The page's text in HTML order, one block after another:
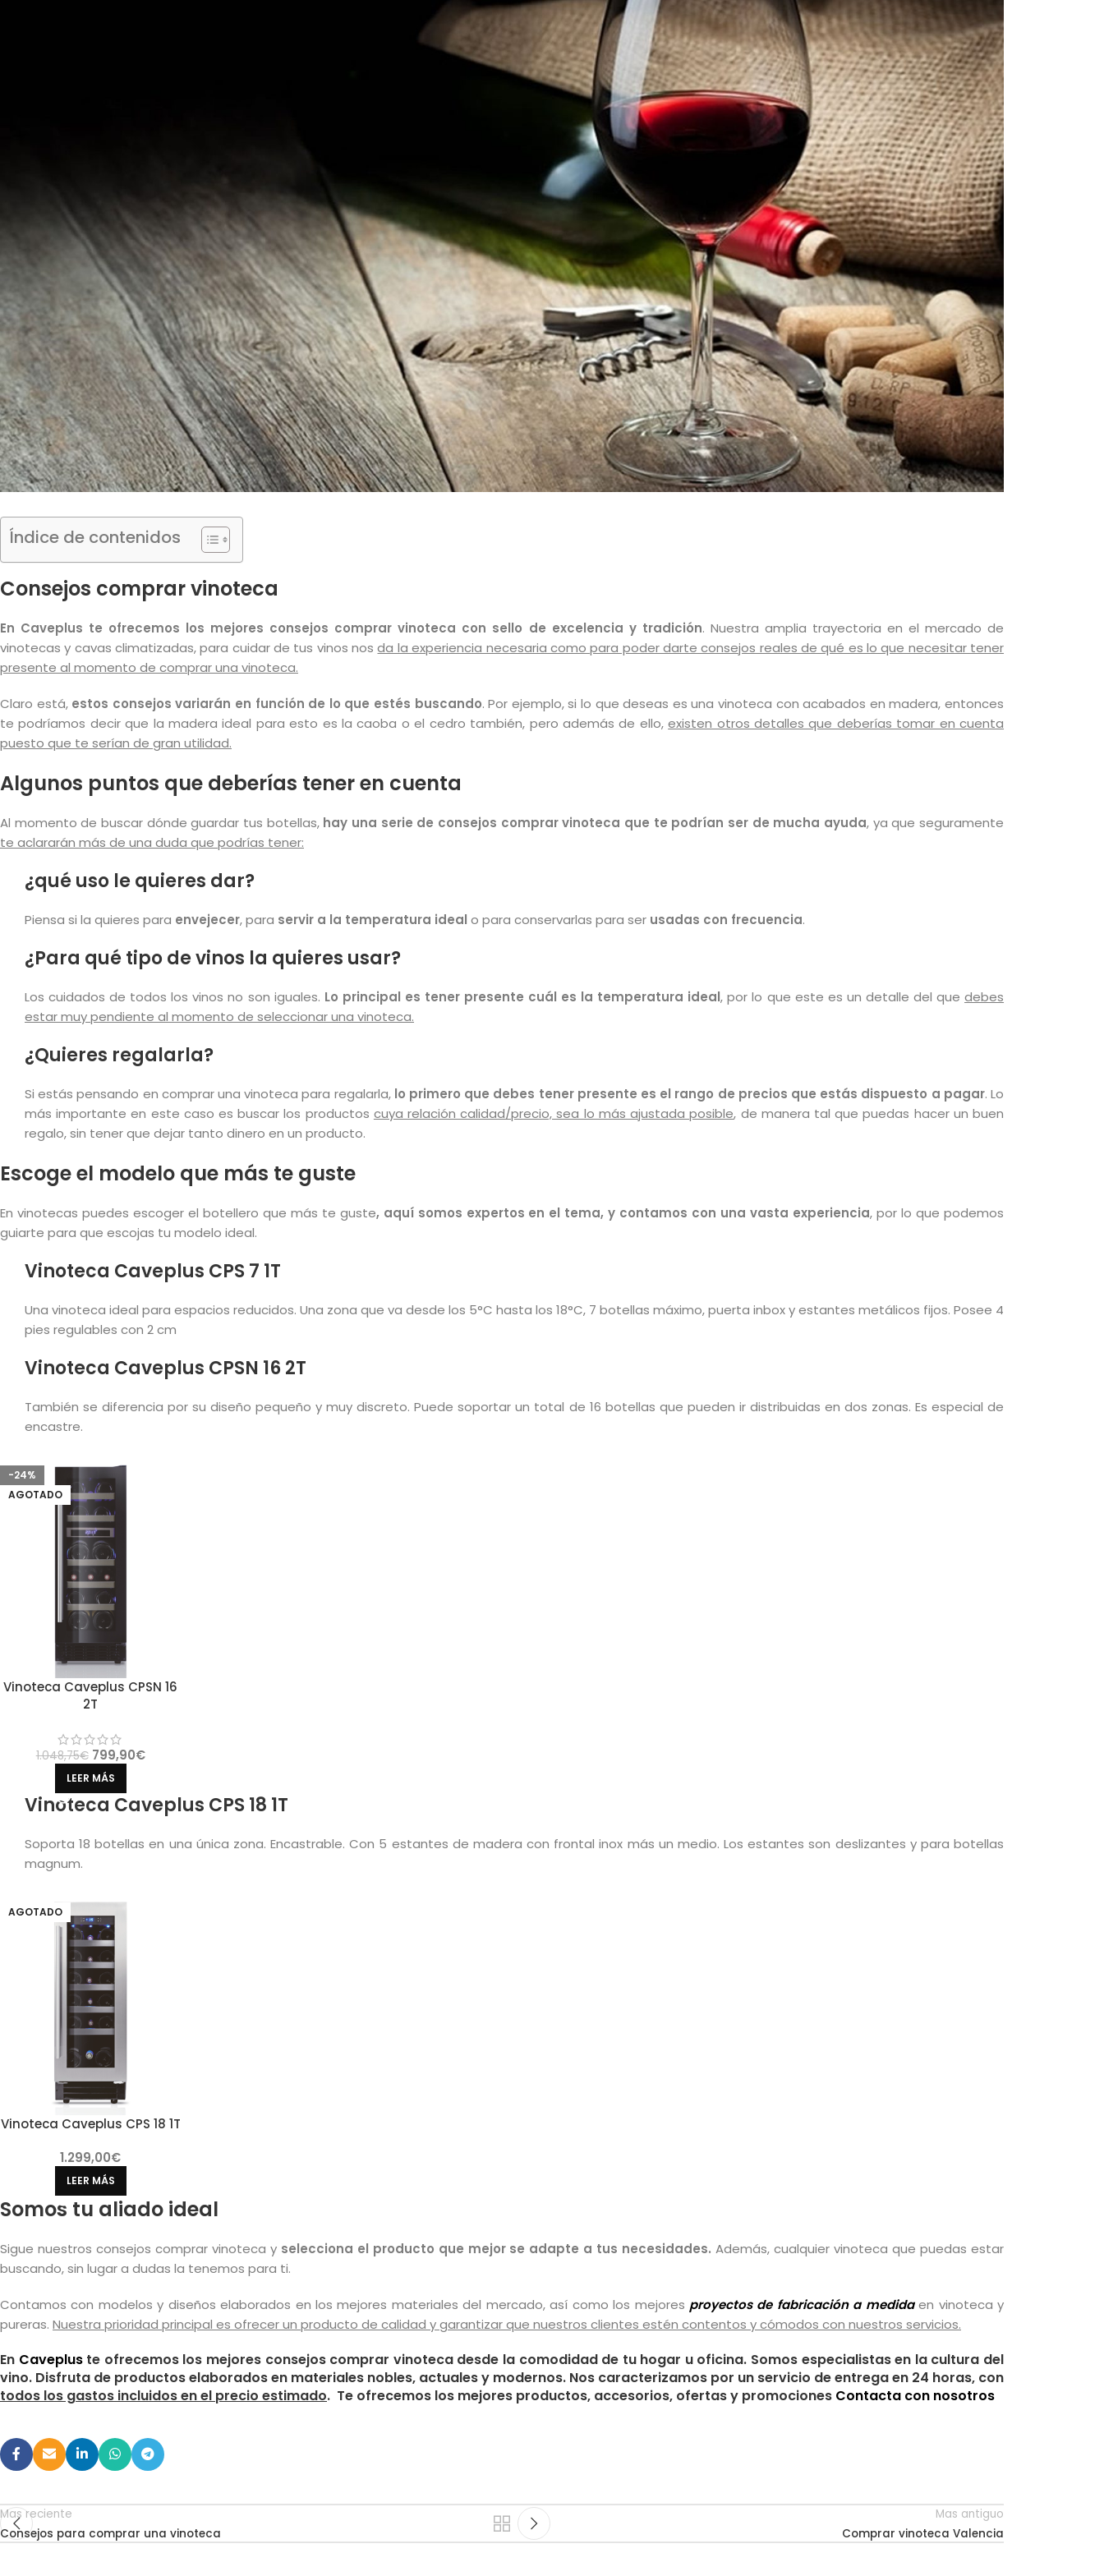
Índice de contenidos
Consejos comprar vinoteca
En Caveplus te ofrecemos los mejores consejos comprar vinoteca con sello de excelencia y tradición. Nuestra amplia trayectoria en el mercado de
vinotecas y cavas climatizadas, para cuidar de tus vinos nosda la experiencia necesaria como para poder darte consejos reales de qué es lo que necesitar tener
presente al momento de comprar una vinoteca.
Claro está, estos consejos variarán en función de lo que estés buscando. Por ejemplo, si lo que deseas es una vinoteca con acabados en madera, entonces
te podríamos decir que la madera ideal para esto es la caoba o el cedro también, pero además de ello,existen otros detalles que deberías tomar en cuenta
puesto que te serían de gran utilidad.
Algunos puntos que deberías tener en cuenta
Al momento de buscar dónde guardar tus botellas, hay una serie de consejos comprar vinoteca que te podrían ser de mucha ayuda, ya que seguramente
te aclararán más de una duda que podrías tener:
¿qué uso le quieres dar?
Piensa si la quieres para envejecer, para servir a la temperatura ideal o para conservarlas para ser usadas con frecuencia.
¿Para qué tipo de vinos la quieres usar?
Los cuidados de todos los vinos no son iguales. Lo principal es tener presente cuál es la temperatura ideal, por lo que este es un detalle del quedebes
estar muy pendiente al momento de seleccionar una vinoteca.
¿Quieres regalarla?
Si estás pensando en comprar una vinoteca para regalarla, lo primero que debes tener presente es el rango de precios que estás dispuesto a pagar. Lo
más importante en este caso es buscar los productos cuya relación calidad/precio, sea lo más ajustada posible, de manera tal que puedas hacer un buen
regalo, sin tener que dejar tanto dinero en un producto.
Escoge el modelo que más te guste
En vinotecas puedes escoger el botellero que más te guste, aquí somos expertos en el tema, y contamos con una vasta experiencia, por lo que podemos
guiarte para que escojas tu modelo ideal.
Vinoteca Caveplus CPS 7 1T
Una vinoteca ideal para espacios reducidos. Una zona que va desde los 5°C hasta los 18°C, 7 botellas máximo, puerta inbox y estantes metálicos fijos. Posee 4
pies regulables con 2 cm
Vinoteca Caveplus CPSN 16 2T
También se diferencia por su diseño pequeño y muy discreto. Puede soportar un total de 16 botellas que pueden ir distribuidas en dos zonas. Es especial de
encastre.
-24%
AGOTADO
Vinoteca Caveplus CPSN 16
2T
1.048,75€ 799,90€
LEER MÁS
Vinoteca Caveplus CPS 18 1T
Soporta 18 botellas en una única zona. Encastrable. Con 5 estantes de madera con frontal inox más un medio. Los estantes son deslizantes y para botellas
magnum.
AGOTADO
Vinoteca Caveplus CPS 18 1T
1.299,00€
LEER MÁS
Somos tu aliado ideal
Sigue nuestros consejos comprar vinoteca y selecciona el producto que mejor se adapte a tus necesidades. Además, cualquier vinoteca que puedas estar
buscando, sin lugar a dudas la tenemos para ti.
Contamos con modelos y diseños elaborados en los mejores materiales del mercado, así como los mejores proyectos de fabricación a medidaen vinoteca y
pureras. Nuestra prioridad principal es ofrecer un producto de calidad y garantizar que nuestros clientes estén contentos y cómodos con nuestros servicios.
En Cavepluste ofrecemos los mejores consejos comprar vinoteca desde la comodidad de tu hogar u oficina. Somos especialistas en la cultura del
vino. Disfruta de productos elaborados en materiales nobles, actuales y modernos. Nos caracterizamos por un servicio de entrega en 24 horas, con
todos los gastos incluidos en el precio estimado. Te ofrecemos los mejores productos, accesorios, ofertas y promociones Contacta con nosotros
Mas reciente
Consejos para comprar una vinoteca
Mas antiguo
Comprar vinoteca Valencia